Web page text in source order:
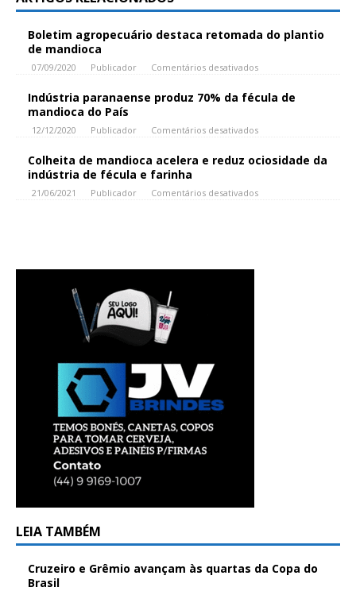
Boletim agropecuário destaca retomada do plantio
de mandioca
07/09/2020 Publicador Comentários desativados
Indústria paranaense produz 70% da fécula de
mandioca do País
12/12/2020 Publicador Comentários desativados
Colheita de mandioca acelera e reduz ociosidade da
indústria de fécula e farinha
21/06/2021 Publicador Comentários desativados
LEIA TAMBÉM
Cruzeiro e Grêmio avançam às quartas da Copa do
Brasil